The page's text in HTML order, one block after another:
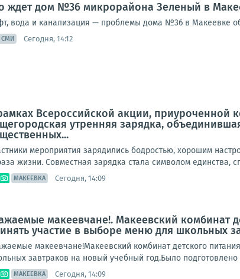
ждет дом №36 микрорайона Зеленый в
вода и канализация — проблемы дома №36 в Макеевке
СМИ Сегодня, 14:12
Всероссийской акции, приуроченной
утренняя зарядка,
мероприятия зарядились бодростью, хорошим
жизни. Совместная зарядка стала символом единства,
МАКЕЕВКА Сегодня, 14:09
макеевчане!. Макеевский комбинат
участие в выборе меню для школьных
макеевчане!Макеевский комбинат детского
завтраков на новый учебный год.Было
МАКЕЕВКА Сегодня, 14:09